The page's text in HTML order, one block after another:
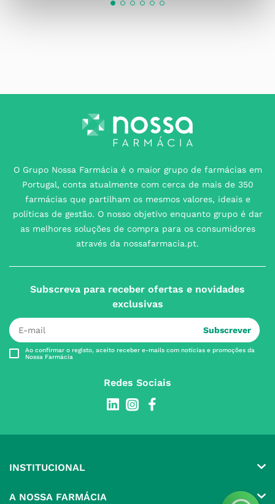
O Grupo Nossa Farmácia é o maior grupo de farmácias em
Portugal, conta atualmente com cerca de mais de 350
farmácias que partilham os mesmos valores, ideais e
políticas de gestão. O nosso objetivo enquanto grupo é dar
as melhores soluções de compra para os consumidores
através da nossafarmacia.pt.
Subscreva para receber ofertas e novidades
exclusivas
Subscrever
Ao confirmar o registo, aceito receber e-mails com notícias e promoções da
Nossa Farmácia
Redes Sociais
INSTITUCIONAL
A NOSSA FARMÁCIA